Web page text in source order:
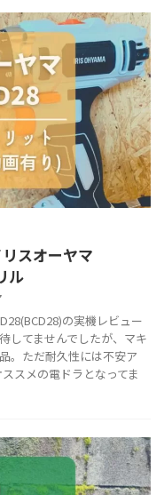
スオーヤマ
ル
の実機レビュー
してませんでしたが、マキ
。ただ耐久性には不安ア
スメの電ドラとなってま